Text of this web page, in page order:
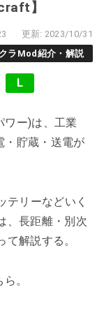
】
更新: 2023/10/31
ラMod紹介・解説
L
ワー)は、工業
・貯蔵・送電が
テリーなどいく
、長距離・別次
解説する。
。